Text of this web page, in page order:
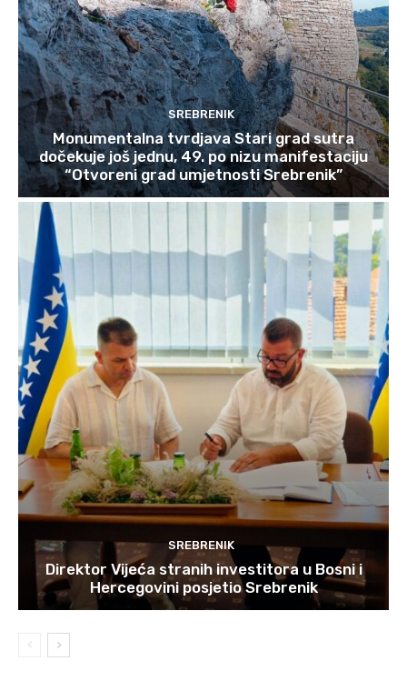
SREBRENIK
Monumentalna tvrdjava Stari grad sutra
dočekuje još jednu, 49. po nizu manifestaciju
“Otvoreni grad umjetnosti Srebrenik”
SREBRENIK
Direktor Vijeća stranih investitora u Bosni i
Hercegovini posjetio Srebrenik